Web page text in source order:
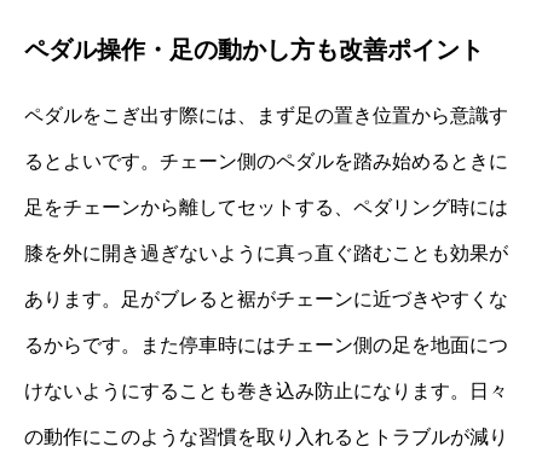
ペダル操作・足の動かし方も改善ポイント
ペダルをこぎ出す際には、まず足の置き位置から意識す
るとよいです。チェーン側のペダルを踏み始めるときに
足をチェーンから離してセットする、ペダリング時には
膝を外に開き過ぎないように真っ直ぐ踏むことも効果が
あります。足がブレると裾がチェーンに近づきやすくな
るからです。また停車時にはチェーン側の足を地面につ
けないようにすることも巻き込み防止になります。日々
の動作にこのような習慣を取り入れるとトラブルが減り